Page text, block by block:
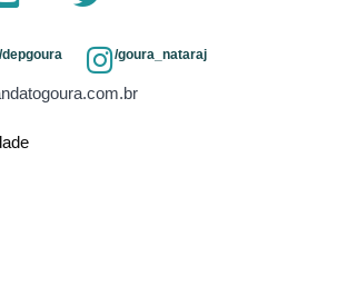
/depgoura /goura_nataraj